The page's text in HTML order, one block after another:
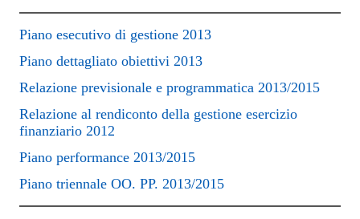
Piano esecutivo di gestione 2013
Piano dettagliato obiettivi 2013
Relazione previsionale e programmatica 2013/2015
Relazione al rendiconto della gestione esercizio
finanziario 2012
Piano performance 2013/2015
Piano triennale OO. PP. 2013/2015